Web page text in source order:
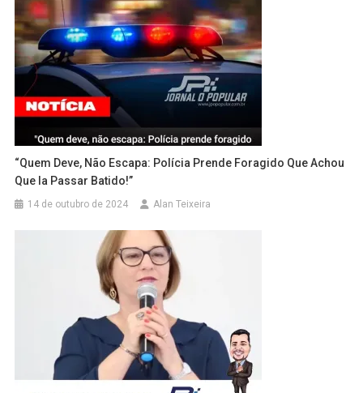
“Quem Deve, Não Escapa: Polícia Prende Foragido Que Achou
Que Ia Passar Batido!”
14 de outubro de 2024 Alan Teixeira